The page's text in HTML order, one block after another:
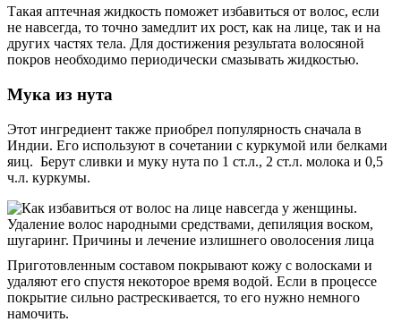
Такая аптечная жидкость поможет избавиться от волос, если
не навсегда, то точно замедлит их рост, как на лице, так и на
других частях тела. Для достижения результата волосяной
покров необходимо периодически смазывать жидкостью.
Мука из нута
Этот ингредиент также приобрел популярность сначала в
Индии. Его используют в сочетании с куркумой или белками
яиц. Берут сливки и муку нута по 1 ст.л., 2 ст.л. молока и 0,5
ч.л. куркумы.
Приготовленным составом покрывают кожу с волосками и
удаляют его спустя некоторое время водой. Если в процессе
покрытие сильно растрескивается, то его нужно немного
намочить.